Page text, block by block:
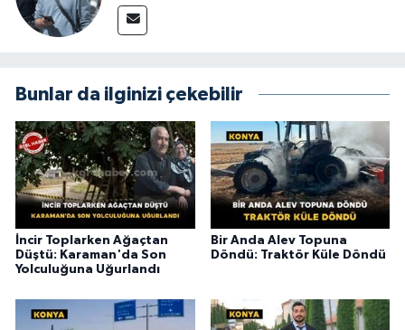
Bunlar da ilginizi çekebilir
İncir Toplarken Ağaçtan
Düştü: Karaman'da Son
Yolculuğuna Uğurlandı
Bir Anda Alev Topuna
Döndü: Traktör Küle Döndü